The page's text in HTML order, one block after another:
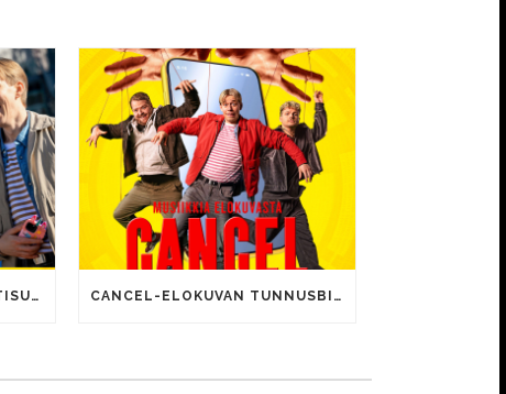
CANCEL-ELOKUVALLE JÄTTISUOSIO – AVAUSPÄIVÄNÄ JO 15 492 KATSOJAA! CANCEL-ELOKUVAN TUNNUSBIISIN LYRIIKOISSA TUTTUJA MEEMIHOKEMIA YOUTUBE-VIDEOILTA!